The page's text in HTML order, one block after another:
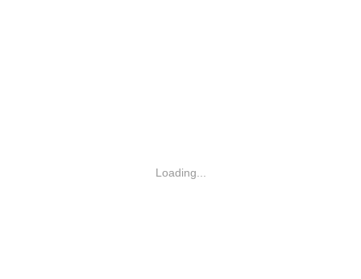
Loading...